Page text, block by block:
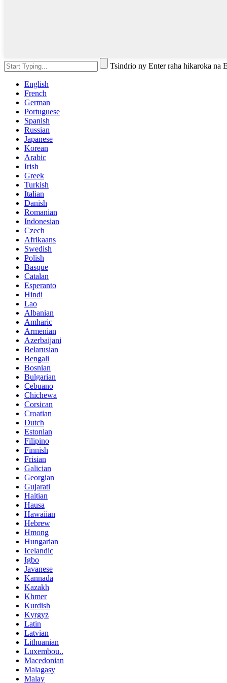
Tsindrio ny Enter raha hikaroka na
English
French
German
Portuguese
Spanish
Russian
Japanese
Korean
Arabic
Irish
Greek
Turkish
Italian
Danish
Romanian
Indonesian
Czech
Afrikaans
Swedish
Polish
Basque
Catalan
Esperanto
Hindi
Lao
Albanian
Amharic
Armenian
Azerbaijani
Belarusian
Bengali
Bosnian
Bulgarian
Cebuano
Chichewa
Corsican
Croatian
Dutch
Estonian
Filipino
Finnish
Frisian
Galician
Georgian
Gujarati
Haitian
Hausa
Hawaiian
Hebrew
Hmong
Hungarian
Icelandic
Igbo
Javanese
Kannada
Kazakh
Khmer
Kurdish
Kyrgyz
Latin
Latvian
Lithuanian
Luxembou..
Macedonian
Malagasy
Malay